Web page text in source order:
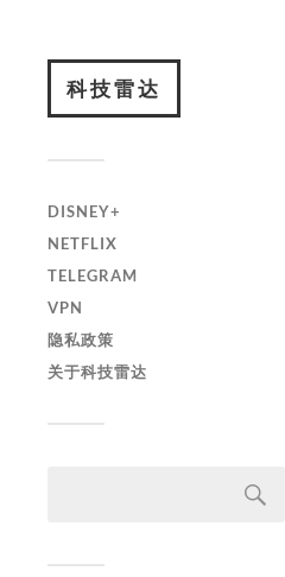
科技雷达
DISNEY+
NETFLIX
TELEGRAM
VPN
隐私政策
关于科技雷达